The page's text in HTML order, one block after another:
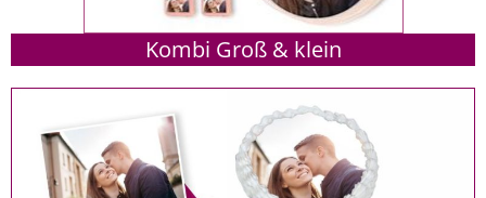
Kombi Groß & klein